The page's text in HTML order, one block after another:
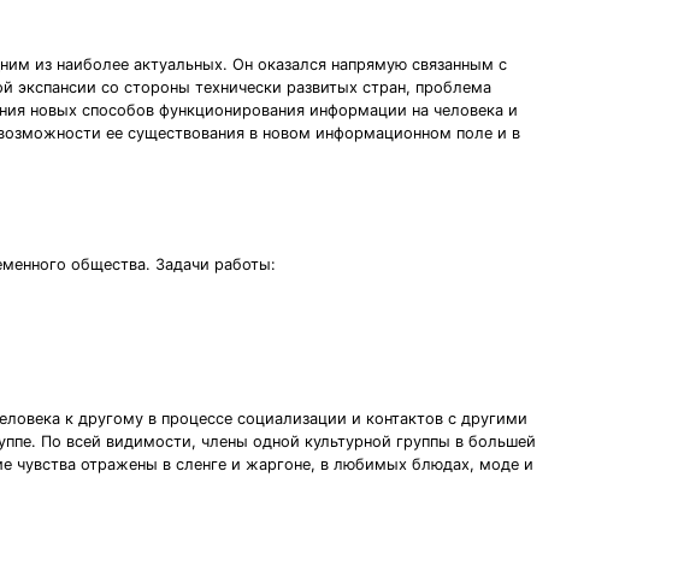
из наиболее актуальных. Он оказался напрямую связанным с
экспансии со стороны технически развитых стран, проблема
новых способов функционирования информации на человека и
ее существования в новом информационном поле и в
общества. Задачи работы:
к другому в процессе социализации и контактов с другими
По всей видимости, члены одной культурной группы в большей
чувства отражены в сленге и жаргоне, в любимых блюдах, моде и